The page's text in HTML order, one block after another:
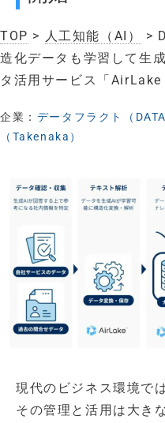
TOP > 人工知能（AI）
>
造化データも学習して生
タ活用サービス「
企業： データフラクト（
（Takenaka）
現代のビジネス環境で
その管理と活用は大き